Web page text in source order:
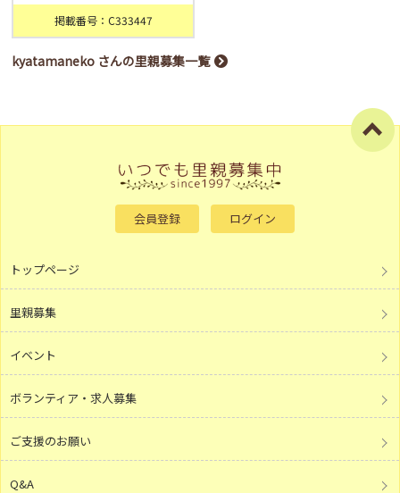
掲載番号：C333447
kyatamaneko さんの里親募集一覧
会員登録 ログイン
トップページ
里親募集
イベント
ボランティア・求人募集
ご支援のお願い
Q&A